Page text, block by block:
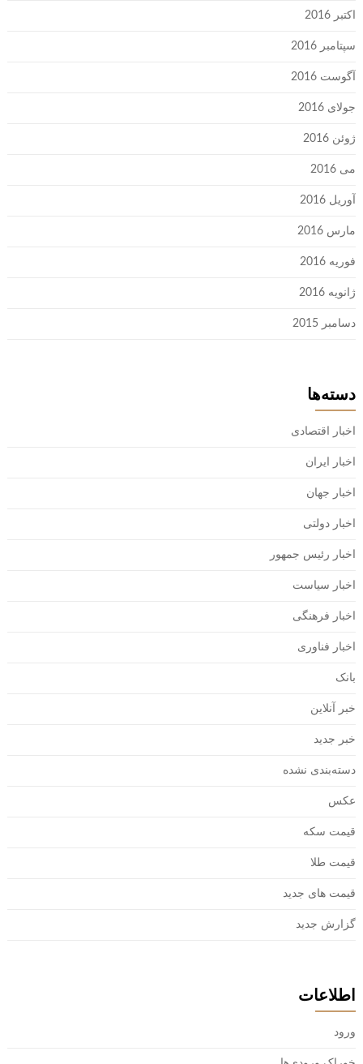
اکتبر 2016
سپتامبر 2016
آگوست 2016
جولای 2016
ژوئن 2016
می 2016
آوریل 2016
مارس 2016
فوریه 2016
ژانویه 2016
دسامبر 2015
دسته‌ها
اخبار اقتصادی
اخبار ایران
اخبار جهان
اخبار دولتی
اخبار رئیس جمهور
اخبار سیاست
اخبار فرهنگی
اخبار فناوری
بانک
خبر آنلاین
خبر جدید
دسته‌بندی نشده
عکس
قیمت سکه
قیمت طلا
قیمت های جدید
گزارش جدید
اطلاعات
ورود